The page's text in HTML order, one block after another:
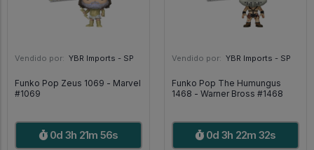
Vendido por: YBR Imports - SP
Funko Pop Zeus 1069 - Marvel
#1069
0d 3h 21m 55s
Vendido por: YBR Imports - SP
Funko Pop The Humungus
1468 - Warner Bross #1468
0d 3h 22m 31s